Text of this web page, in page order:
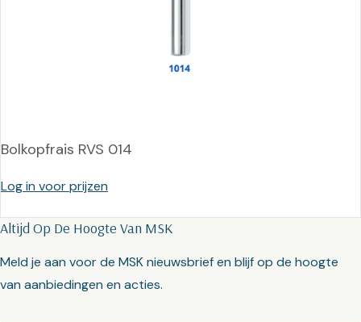
Bolkopfrais RVS 014
Log in voor prijzen
Altijd Op De Hoogte Van MSK
Meld je aan voor de MSK nieuwsbrief en blijf op de hoogte
van aanbiedingen en acties.